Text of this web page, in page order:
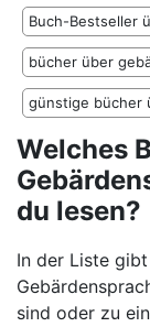
Buch-Bestseller
bücher über
günstige bücher
Welches
du lesen?
In der Liste
sind oder zu